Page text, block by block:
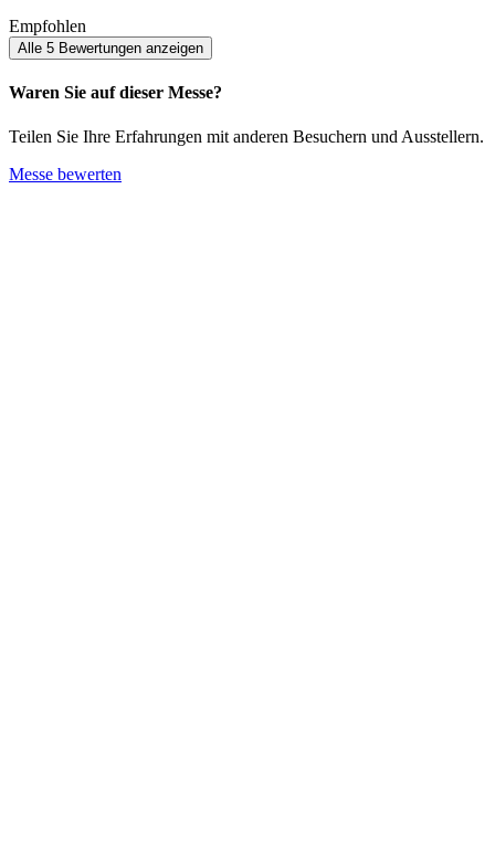
Empfohlen
Alle 5 Bewertungen anzeigen
Waren Sie auf dieser Messe?
Teilen Sie Ihre Erfahrungen mit anderen Besuchern und Ausstellern.
Messe bewerten